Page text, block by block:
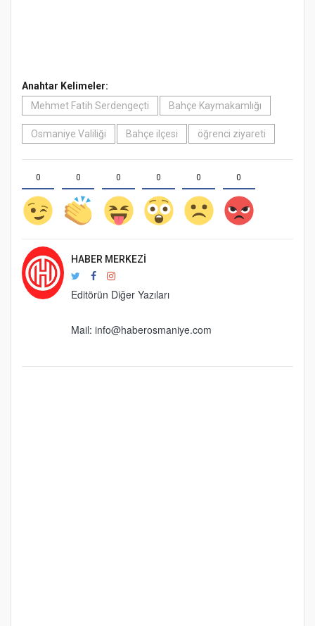
Anahtar Kelimeler:
Mehmet Fatih Serdengeçti
Bahçe Kaymakamlığı
Osmaniye Valiliği Bahçe ilçesi öğrenci ziyareti
0 0 0 0 0 0
HABER MERKEZI
Editörün Diğer Yazıları
Mail: info@haberosmaniye.com